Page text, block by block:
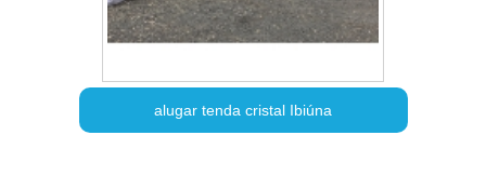
alugar tenda cristal Ibiúna